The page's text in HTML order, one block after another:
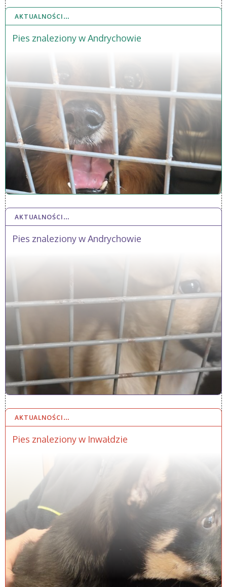
AKTUALNOŚCI…
Pies znaleziony w Andrychowie
20 MAR 2026
AKTUALNOŚCI…
Pies znaleziony w Andrychowie
5 LUT 2026
AKTUALNOŚCI…
Pies znaleziony w Inwałdzie
2 LUT 2026